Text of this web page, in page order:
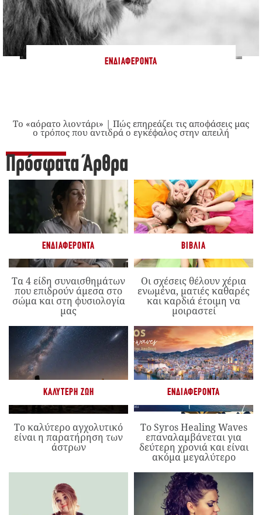
ΕΝΔΙΑΦΈΡΟΝΤΑ
Το «αόρατο λιοντάρι» | Πώς επηρεάζει τις αποφάσεις μας
ο τρόπος που αντιδρά ο εγκέφαλος στην απειλή
Πρόσφατα Άρθρα
ΕΝΔΙΑΦΈΡΟΝΤΑ
Τα 4 είδη συναισθημάτων
που επιδρούν άμεσα στο
σώμα και στη φυσιολογία
μας
ΒΙΒΛΊΑ
Οι σχέσεις θέλουν χέρια
ενωμένα, ματιές καθαρές
και καρδιά έτοιμη να
μοιραστεί
ΚΑΛΎΤΕΡΗ ΖΩΉ
Το καλύτερο αγχολυτικό
είναι η παρατήρηση των
άστρων
ΕΝΔΙΑΦΈΡΟΝΤΑ
Το Syros Healing Waves
επαναλαμβάνεται για
δεύτερη χρονιά και είναι
ακόμα μεγαλύτερο